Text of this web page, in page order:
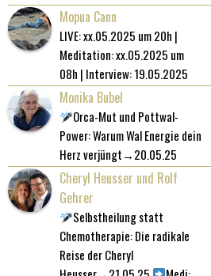
Mopua Cann
LIVE: xx.05.2025 um 20h |
Meditation: xx.05.2025 um
08h | Interview: 19.05.2025
Monika Bubel
Orca-Mut und Pottwal-
Power: Warum Wal Energie dein
Herz verjüngt→20.05.25
Cheryl Heusser und Rolf
Gehrer
Selbstheilung statt
Chemotherapie: Die radikale
Reise der Cheryl